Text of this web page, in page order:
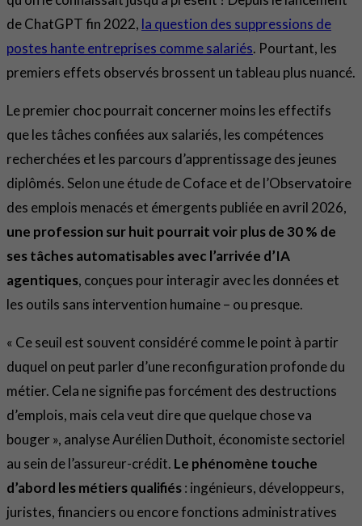
de ChatGPT fin 2022, la question des suppressions de
postes hante entreprises comme salariés. Pourtant, les
premiers effets observés brossent un tableau plus nuancé.
Le premier choc pourrait concerner moins les effectifs
que les tâches confiées aux salariés, les compétences
recherchées et les parcours d’apprentissage des jeunes
diplômés. Selon une étude de Coface et de l’Observatoire
des emplois menacés et émergents publiée en avril 2026,
une profession sur huit pourrait voir plus de 30 % de
ses tâches automatisables avec l’arrivée d’IA
agentiques, conçues pour interagir avec les données et
les outils sans intervention humaine – ou presque.
« Ce seuil est souvent considéré comme le point à partir
duquel on peut parler d’une reconfiguration profonde du
métier. Cela ne signifie pas forcément des destructions
d’emplois, mais cela veut dire que quelque chose va
bouger », analyse Aurélien Duthoit, économiste sectoriel
au sein de l’assureur-crédit. Le phénomène touche
d’abord les métiers qualifiés: ingénieurs, développeurs,
juristes, financiers ou encore fonctions administratives